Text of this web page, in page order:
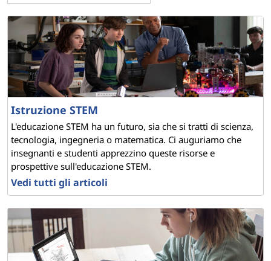
n
s
e
g
n
a
m
e
n
t
Istruzione STEM
L'educazione STEM ha un futuro, sia che si tratti di scienza,
tecnologia, ingegneria o matematica. Ci auguriamo che
insegnanti e studenti apprezzino queste risorse e
prospettive sull'educazione STEM.
Vedi tutti gli articoli